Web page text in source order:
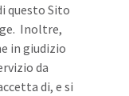
questo Sito
Inoltre,
in giudizio
da
di, e si